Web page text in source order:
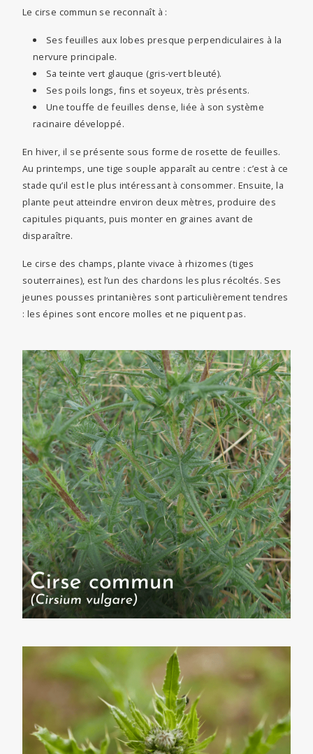
Le cirse commun se reconnaît à :
Ses feuilles aux lobes presque perpendiculaires à la
nervure principale.
Sa teinte vert glauque (gris-vert bleuté).
Ses poils longs, fins et soyeux, très présents.
Une touffe de feuilles dense, liée à son système
racinaire développé.
En hiver, il se présente sous forme de rosette de feuilles.
Au printemps, une tige souple apparaît au centre : c’est à ce
stade qu’il est le plus intéressant à consommer. Ensuite, la
plante peut atteindre environ deux mètres, produire des
capitules piquants, puis monter en graines avant de
disparaître.
Le cirse des champs, plante vivace à rhizomes (tiges
souterraines), est l’un des chardons les plus récoltés. Ses
jeunes pousses printanières sont particulièrement tendres
: les épines sont encore molles et ne piquent pas.